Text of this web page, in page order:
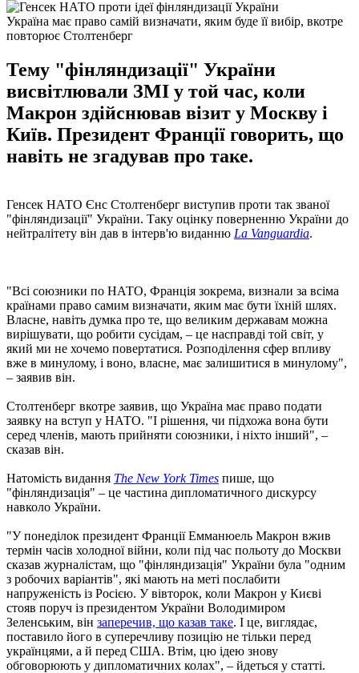
Україна має право самій визначати, яким буде її вибір, вкотре
повторює Столтенберг
Тему "фінляндизації" України
висвітлювали ЗМІ у той час, коли
Макрон здійснював візит у Москву і
Київ. Президент Франції говорить, що
навіть не згадував про таке.
Генсек НАТО Єнс Столтенберг виступив проти так званої
"фінляндизації" України. Таку оцінку поверненню України до
нейтралітету він дав в інтерв'ю виданню La Vanguardia.
"Всі союзники по НАТО, Франція зокрема, визнали за всіма
країнами право самим визначати, яким має бути їхній шлях.
Власне, навіть думка про те, що великим державам можна
вирішувати, що робити сусідам, – це насправді той світ, у
який ми не хочемо повертатися. Розподілення сфер впливу
вже в минулому, і воно, власне, має залишитися в минулому",
– заявив він.
Столтенберг вкотре заявив, що Україна має право подати
заявку на вступ у НАТО. "І рішення, чи підхожа вона бути
серед членів, мають прийняти союзники, і ніхто інший", –
сказав він.
Натомість видання The New York Times пише, що
"фінляндизація" – це частина дипломатичного дискурсу
навколо України.
"У понеділок президент Франції Емманюель Макрон вжив
термін часів холодної війни, коли під час польоту до Москви
сказав журналістам, що "фінляндизація" України була "одним
з робочих варіантів", які мають на меті послабити
напруженість із Росією. У вівторок, коли Макрон у Києві
стояв поруч із президентом України Володимиром
Зеленським, він заперечив, що казав таке. І це, виглядає,
поставило його в суперечливу позицію не тільки перед
українцями, а й перед США. Втім, цю ідею знову
обговорюють у дипломатичних колах", – йдеться у статті.